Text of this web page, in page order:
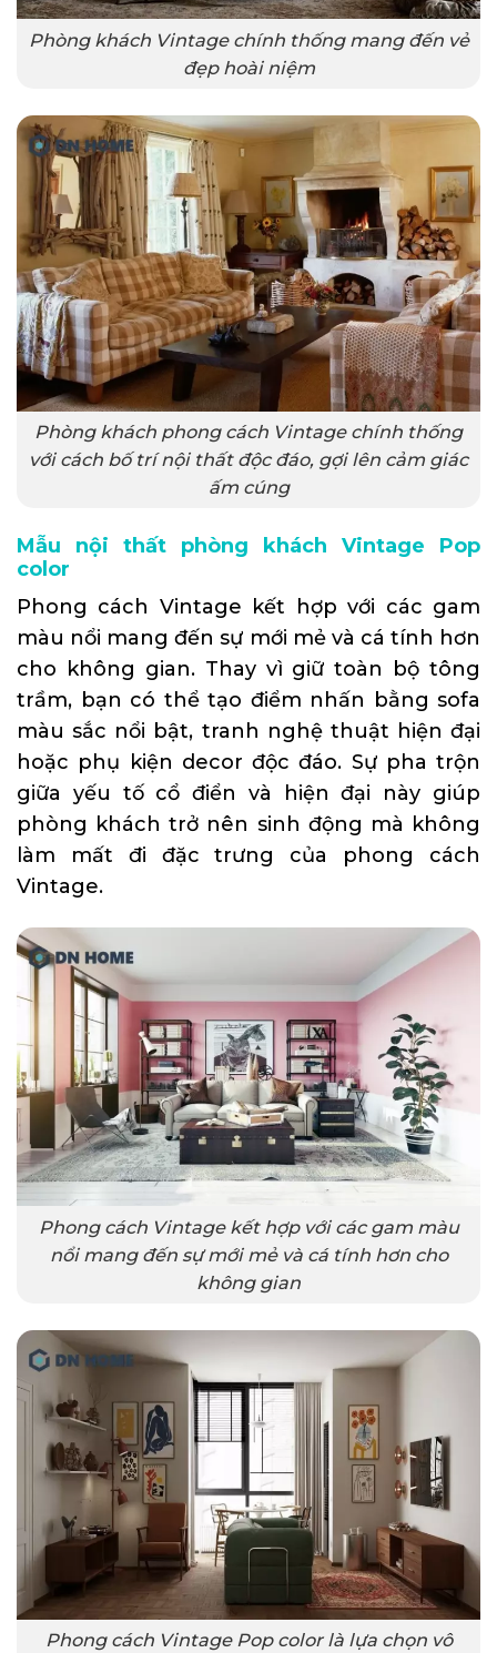
Phòng khách Vintage chính thống mang đến vẻ
đẹp hoài niệm
Phòng khách phong cách Vintage chính thống
với cách bố trí nội thất độc đáo, gợi lên cảm giác
ấm cúng
Mẫu nội thất phòng khách Vintage Pop
color
Phong cách Vintage kết hợp với các gam
màu nổi mang đến sự mới mẻ và cá tính hơn
cho không gian. Thay vì giữ toàn bộ tông
trầm, bạn có thể tạo điểm nhấn bằng sofa
màu sắc nổi bật, tranh nghệ thuật hiện đại
hoặc phụ kiện decor độc đáo. Sự pha trộn
giữa yếu tố cổ điển và hiện đại này giúp
phòng khách trở nên sinh động mà không
làm mất đi đặc trưng của phong cách
Vintage.
Phong cách Vintage kết hợp với các gam màu
nổi mang đến sự mới mẻ và cá tính hơn cho
không gian
Phong cách Vintage Pop color là lựa chọn vô